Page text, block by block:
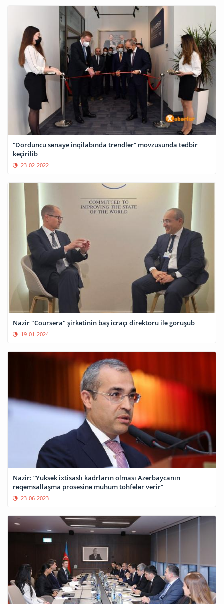
“Dördüncü sənaye inqilabında trendlər” mövzusunda tədbir
keçirilib
23-02-2022
Nazir "Coursera" şirkətinin baş icraçı direktoru ilə görüşüb
19-01-2024
Nazir: “Yüksək ixtisaslı kadrların olması Azərbaycanın
rəqəmsallaşma prosesinə mühüm töhfələr verir”
23-06-2023